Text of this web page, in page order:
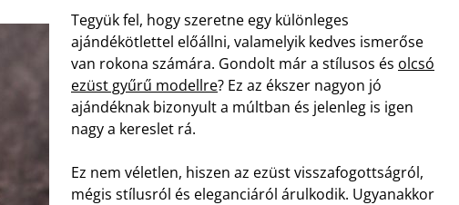
Tegyük fel, hogy szeretne egy különleges
ajándékötlettel előállni, valamelyik kedves ismerőse
van rokona számára. Gondolt már a stílusos és olcsó
ezüst gyűrű modellre? Ez az ékszer nagyon jó
ajándéknak bizonyult a múltban és jelenleg is igen
nagy a kereslet rá.
Ez nem véletlen, hiszen az ezüst visszafogottságról,
mégis stílusról és eleganciáról árulkodik. Ugyanakkor